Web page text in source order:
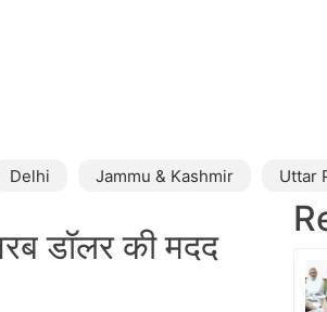
Delhi Jammu & Kashmir Uttar
डॉलर की मदद